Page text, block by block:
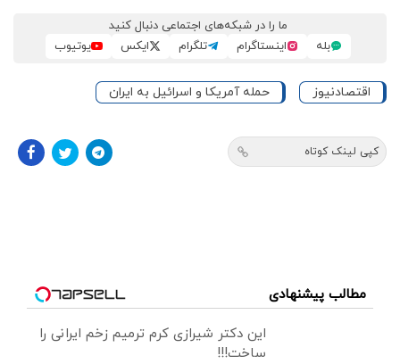
ما را در شبکه‌های اجتماعی دنبال کنید
بله
اینستاگرام تلگرام ایکس یوتیوب
اقتصادنیوز حمله آمریکا و اسرائیل به ایران
کپی لینک کوتاه
مطالب پیشنهادی
این دکتر شیرازی کرم ترمیم زخم ایرانی را
ساخت!!!